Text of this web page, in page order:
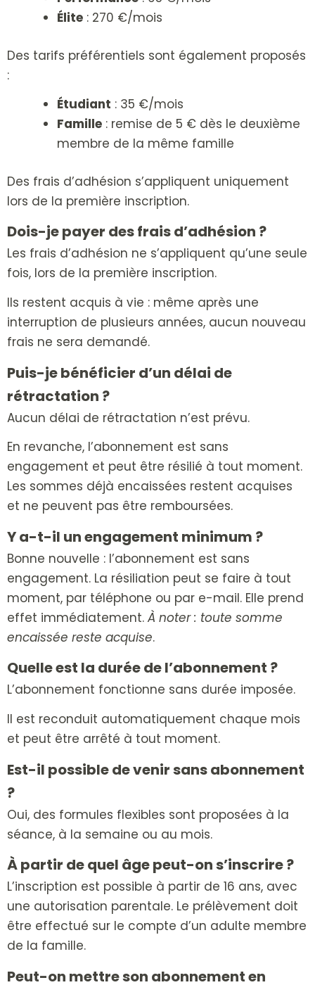
Élite : 270 €/mois
Des tarifs préférentiels sont également proposés
:
Étudiant : 35 €/mois
Famille : remise de 5 € dès le deuxième
membre de la même famille
Des frais d’adhésion s’appliquent uniquement
lors de la première inscription.
Dois-je payer des frais d’adhésion ?
Les frais d’adhésion ne s’appliquent qu’une seule
fois, lors de la première inscription.
Ils restent acquis à vie : même après une
interruption de plusieurs années, aucun nouveau
frais ne sera demandé.
Puis-je bénéficier d’un délai de
rétractation ?
Aucun délai de rétractation n’est prévu.
En revanche, l’abonnement est sans
engagement et peut être résilié à tout moment.
Les sommes déjà encaissées restent acquises
et ne peuvent pas être remboursées.
Y a-t-il un engagement minimum ?
Bonne nouvelle : l’abonnement est sans
engagement. La résiliation peut se faire à tout
moment, par téléphone ou par e-mail. Elle prend
effet immédiatement. À noter : toute somme
encaissée reste acquise.
Quelle est la durée de l’abonnement ?
L’abonnement fonctionne sans durée imposée.
Il est reconduit automatiquement chaque mois
et peut être arrêté à tout moment.
Est-il possible de venir sans abonnement
?
Oui, des formules flexibles sont proposées à la
séance, à la semaine ou au mois.
À partir de quel âge peut-on s’inscrire ?
L’inscription est possible à partir de 16 ans, avec
une autorisation parentale. Le prélèvement doit
être effectué sur le compte d’un adulte membre
de la famille.
Peut-on mettre son abonnement en